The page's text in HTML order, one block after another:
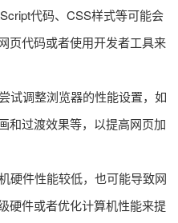
代码、CSS样式等可能会
页代码或者使用开发者工具来
试调整浏览器的性能设置，如
和过渡效果等，以提高网页加
硬件性能较低，也可能导致网
硬件或者优化计算机性能来提